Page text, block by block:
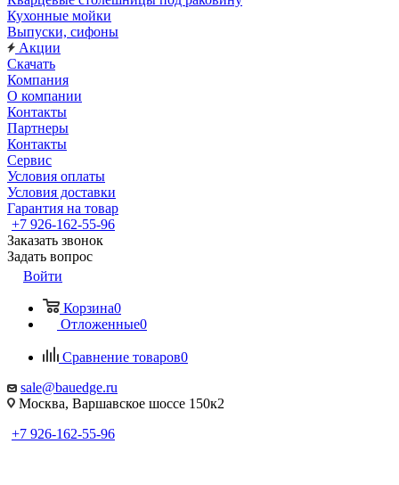
Кухонные мойки
Выпуски, сифоны
Акции
Скачать
Компания
О компании
Контакты
Партнеры
Контакты
Сервис
Условия оплаты
Условия доставки
Гарантия на товар
+7 926-162-55-96
Заказать звонок
Задать вопрос
Войти
Корзина0
Отложенные0
Сравнение товаров0
sale@bauedge.ru
Москва, Варшавское шоссе 150к2
+7 926-162-55-96